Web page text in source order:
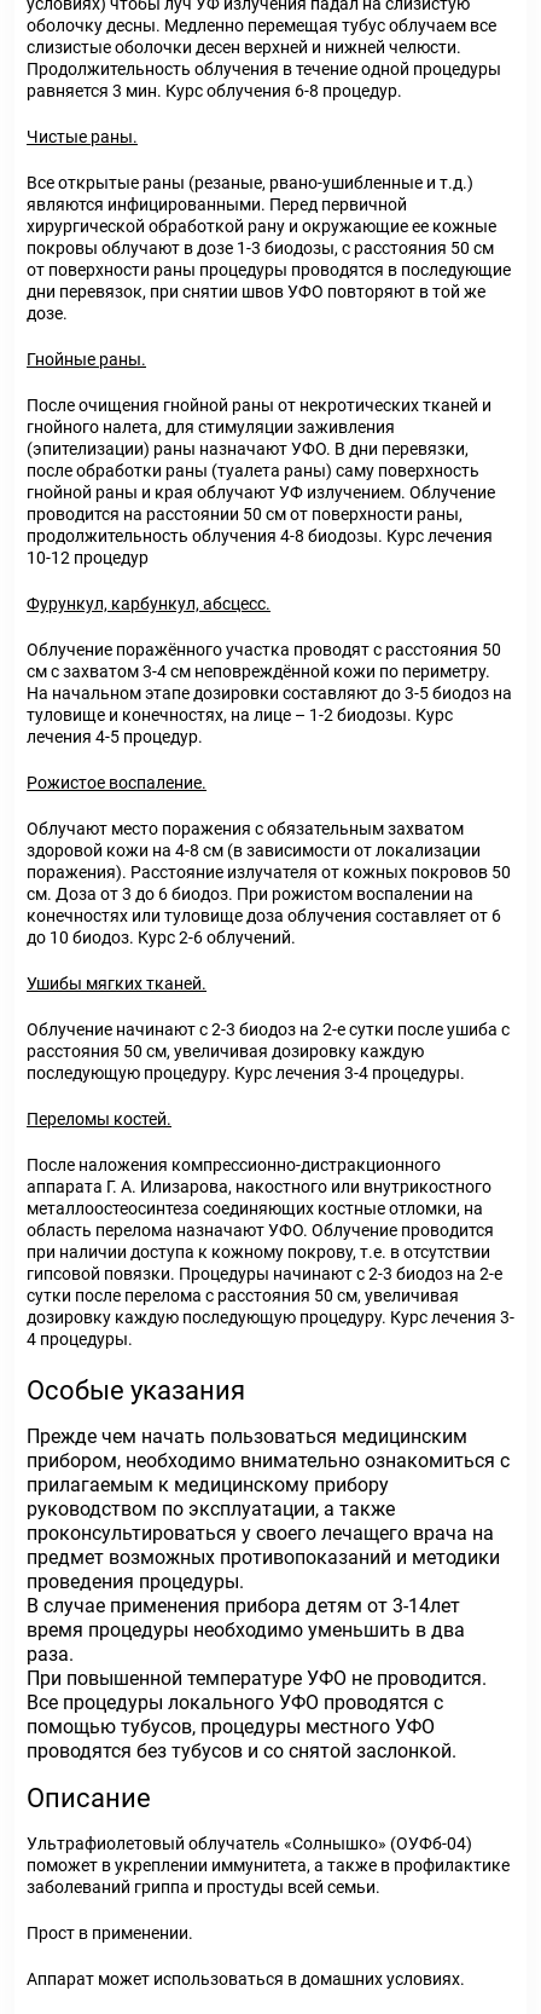
оболочку десны. Медленно перемещая тубус облучаем все
слизистые оболочки десен верхней и нижней челюсти.
Продолжительность облучения в течение одной процедуры
равняется 3 мин. Курс облучения 6-8 процедур.
Чистые раны.
Все открытые раны (резаные, рвано-ушибленные и т.д.)
являются инфицированными. Перед первичной
хирургической обработкой рану и окружающие ее кожные
покровы облучают в дозе 1-3 биодозы, с расстояния 50 см
от поверхности раны процедуры проводятся в последующие
дни перевязок, при снятии швов УФО повторяют в той же
дозе.
Гнойные раны.
После очищения гнойной раны от некротических тканей и
гнойного налета, для стимуляции заживления
(эпителизации) раны назначают УФО. В дни перевязки,
после обработки раны (туалета раны) саму поверхность
гнойной раны и края облучают УФ излучением. Облучение
проводится на расстоянии 50 см от поверхности раны,
продолжительность облучения 4-8 биодозы. Курс лечения
10-12 процедур
Фурункул, карбункул, абсцесс.
Облучение поражённого участка проводят с расстояния 50
см с захватом 3-4 см неповреждённой кожи по периметру.
На начальном этапе дозировки составляют до 3-5 биодоз на
туловище и конечностях, на лице – 1-2 биодозы. Курс
лечения 4-5 процедур.
Рожистое воспаление.
Облучают место поражения с обязательным захватом
здоровой кожи на 4-8 см (в зависимости от локализации
поражения). Расстояние излучателя от кожных покровов 50
см. Доза от 3 до 6 биодоз. При рожистом воспалении на
конечностях или туловище доза облучения составляет от 6
до 10 биодоз. Курс 2-6 облучений.
Ушибы мягких тканей.
Облучение начинают с 2-3 биодоз на 2-е сутки после ушиба с
расстояния 50 см, увеличивая дозировку каждую
последующую процедуру. Курс лечения 3-4 процедуры.
Переломы костей.
После наложения компрессионно-дистракционного
аппарата Г. А. Илизарова, накостного или внутрикостного
металлоостеосинтеза соединяющих костные отломки, на
область перелома назначают УФО. Облучение проводится
при наличии доступа к кожному покрову, т.е. в отсутствии
гипсовой повязки. Процедуры начинают с 2-3 биодоз на 2-е
сутки после перелома с расстояния 50 см, увеличивая
дозировку каждую последующую процедуру. Курс лечения 3-
4 процедуры.
Особые указания
Прежде чем начать пользоваться медицинским
прибором, необходимо внимательно ознакомиться с
прилагаемым к медицинскому прибору
руководством по эксплуатации, а также
проконсультироваться у своего лечащего врача на
предмет возможных противопоказаний и методики
проведения процедуры.
В случае применения прибора детям от 3-14лет
время процедуры необходимо уменьшить в два
раза.
При повышенной температуре УФО не проводится.
Все процедуры локального УФО проводятся с
помощью тубусов, процедуры местного УФО
проводятся без тубусов и со снятой заслонкой.
Описание
Ультрафиолетовый облучатель «Солнышко» (ОУФб-04)
поможет в укреплении иммунитета, а также в профилактике
заболеваний гриппа и простуды всей семьи.
Прост в применении.
Аппарат может использоваться в домашних условиях.